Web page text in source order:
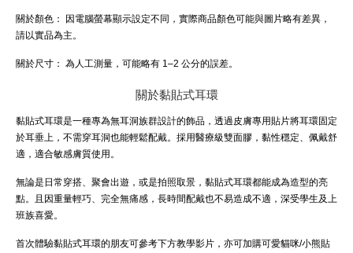
關於顏色：
因電腦螢幕顯示設定不同，實際商品顏色可能與圖片略有差異，
請以實品為主。
關於尺寸： 為人工測量，可能略有 1–2 公分的誤差。
關於黏貼式耳環
黏貼式耳環是一種專為無耳洞族群設計的飾品，透過皮膚專用貼片將耳環固定
於耳垂上，不需穿耳洞也能輕鬆配戴。採用醫療級雙面膠，黏性穩定、佩戴舒
適，適合敏感膚質使用。
無論是日常穿搭、聚會出遊，或是拍照取景，黏貼式耳環都能成為造型的亮
點。且因重量輕巧、完全無痛感，長時間配戴也不易造成不適，深受學生及上
班族喜愛。
首次體驗黏貼式耳環的朋友可參考下方教學影片，亦可加購可愛貓咪/小熊貼